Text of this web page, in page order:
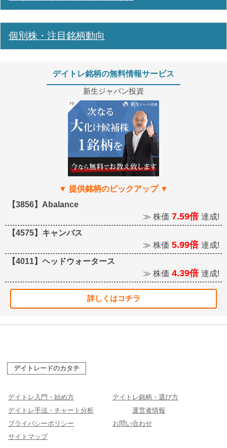
個別株・注目銘柄動向
デイトレ銘柄の無料情報サービス
新生ジャパン投資
【3856】Abalance
≫ 株価 7.59倍 達成!
【4575】キャンバス
≫ 株価 5.99倍 達成!
【4011】ヘッドウォータース
≫ 株価 4.39倍 達成!
詳しくはコチラ
デイトレードのカタチ
デイトレ入門・始め方
デイトレ銘柄・選び方
デイトレ手法・チャート分析
運営者情報
プライバシーポリシー
お問い合わせ
サイトマップ